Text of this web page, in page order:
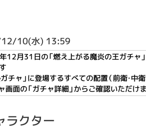
10(水) 13:59
月31日の「燃え上がる魔炎の王ガチャ
ャ」に登場するすべての配置（前衛・中
面の「ガチャ詳細」からご確認いただけ
ラクター